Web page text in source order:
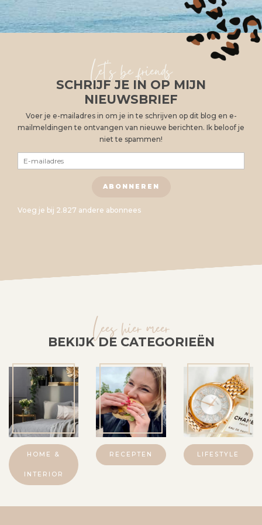
Let's be friends
SCHRIJF JE IN OP MIJN
NIEUWSBRIEF
Voer je e-mailadres in om je in te schrijven op dit blog en e-
mailmeldingen te ontvangen van nieuwe berichten. Ik beloof je
niet te spammen!
E-
mailadres
ABONNEREN
Voeg je bij 2.827 andere abonnees
Lees hier meer
BEKIJK DE CATEGORIEËN
HOME &
INTERIOR
RECEPTEN LIFESTYLE